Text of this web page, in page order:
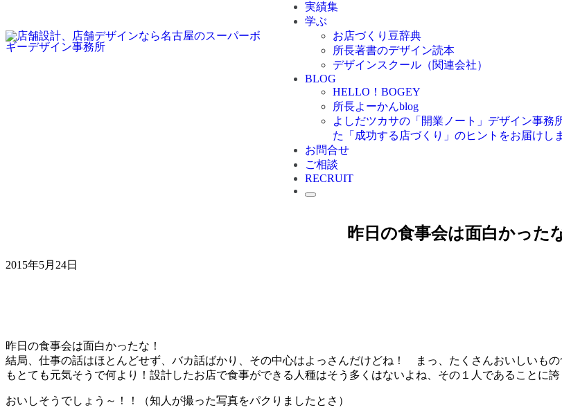
実績集
学ぶ
お店づくり豆辞典
所長著書のデザイン読本
デザインスクール（関連会社）
BLOG
HELLO！BOGEY
所長よーかんblog
よしだツカサの「開業ノート」 デザイン事務
た「成功する店づくり」のヒントをお届けし
お問合せ
ご相談
RECRUIT
昨日の食事会は面白かった
2015年5月24日
昨日の食事会は面白かったな！
結局、仕事の話はほとんどせず、バカ話ばかり、その中心はよっさんだけどね！ まっ、たくさんおいしいも
もとても元気そうで何より！設計したお店で食事ができる人種はそう多くはないよね、その１人であることに
おいしそうでしょう～！！（知人が撮った写真をパクりましたとさ）